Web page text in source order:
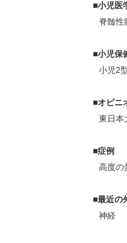
■小児医
脊髄性
■小児保
小児2
■オピニ
東日本
■症例
高度の
■最近の
神経